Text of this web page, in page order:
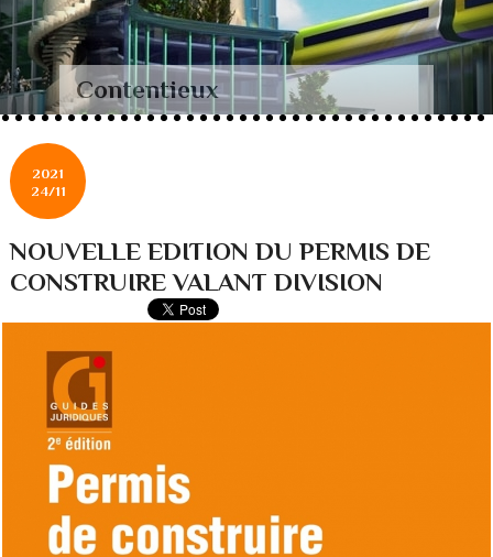
Contentieux
2021
24/11
NOUVELLE EDITION DU PERMIS DE
CONSTRUIRE VALANT DIVISION